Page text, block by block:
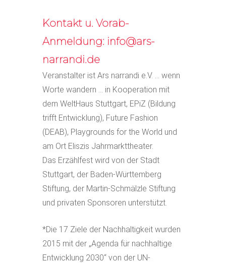
Kontakt u. Vorab-
Anmeldung: info@ars-
narrandi.de
Veranstalter ist Ars narrandi e.V. … wenn
Worte wandern … in Kooperation mit
dem WeltHaus Stuttgart, EPiZ (Bildung
trifft Entwicklung), Future Fashion
(DEAB), Playgrounds for the World und
am Ort Eliszis Jahrmarkttheater.
Das Erzählfest wird von der Stadt
Stuttgart, der Baden-Württemberg
Stiftung, der Martin-Schmälzle Stiftung
und privaten Sponsoren unterstützt.
*Die 17 Ziele der Nachhaltigkeit wurden
2015 mit der „Agenda für nachhaltige
Entwicklung 2030“ von der UN-